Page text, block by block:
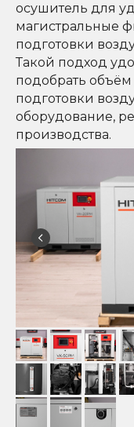
осушитель для
магистральные
подготовки
Такой подход
подобрать
подготовки
оборудование,
производства.